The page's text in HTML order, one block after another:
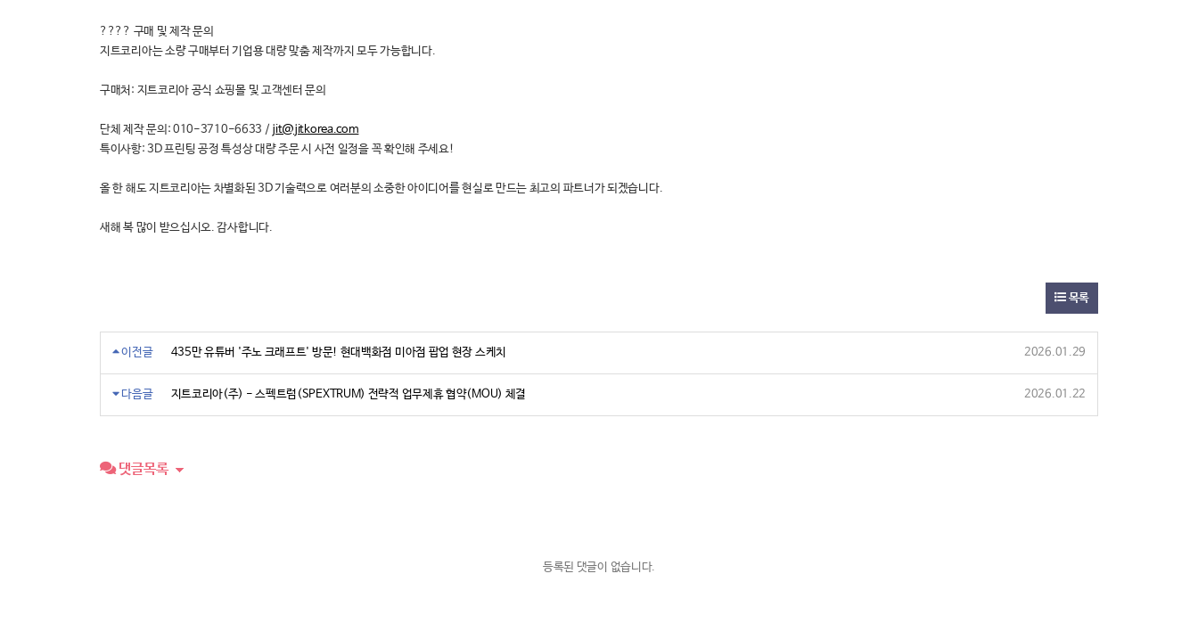
???? 구매 및 제작 문의
지트코리아는 소량 구매부터 기업용 대량 맞춤 제작까지 모두 가능합니다.
구매처: 지트코리아 공식 쇼핑몰 및 고객센터 문의
단체 제작 문의: 010-3710-6633 / jit@jitkorea.com
특이사항: 3D 프린팅 공정 특성상 대량 주문 시 사전 일정을 꼭 확인해 주세요!
올 한 해도 지트코리아는 차별화된 3D 기술력으로 여러분의 소중한 아이디어를 현실로 만드는 최고의 파트너가 되겠습니다.
새해 복 많이 받으십시오. 감사합니다.
목록
이전글 435만 유튜버 '주노 크래프트' 방문! 현대백화점 미아점 팝업 현장 스케치 2026.01.29
다음글 지트코리아(주) - 스펙트럼(SPEXTRUM) 전략적 업무제휴 협약(MOU) 체결 2026.01.22
댓글목록
등록된 댓글이 없습니다.